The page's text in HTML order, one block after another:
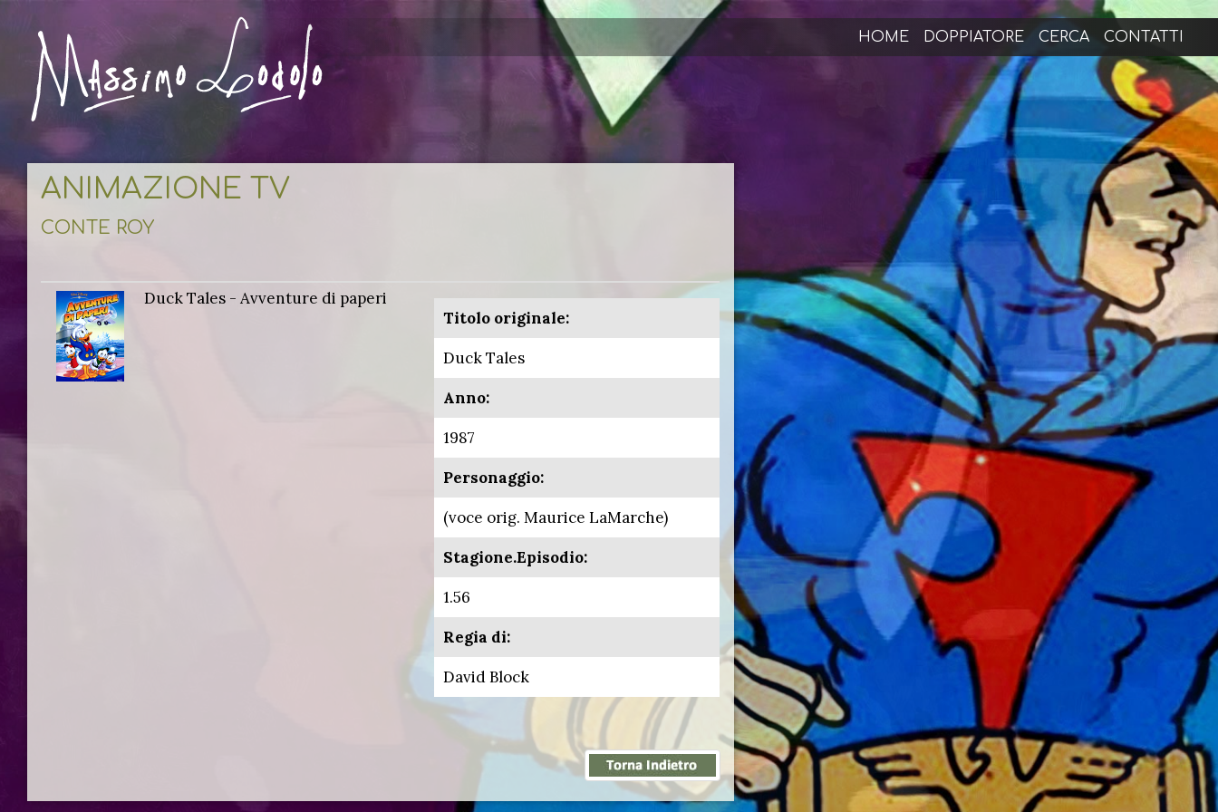
HOME DOPPIATORE CERCA CONTATTI
ANIMAZIONE TV
CONTE ROY
Duck Tales - Avventure di paperi
Titolo originale:
Duck Tales
Anno:
1987
Personaggio:
(voce orig. Maurice LaMarche)
Stagione.Episodio:
1.56
Regia di:
David Block